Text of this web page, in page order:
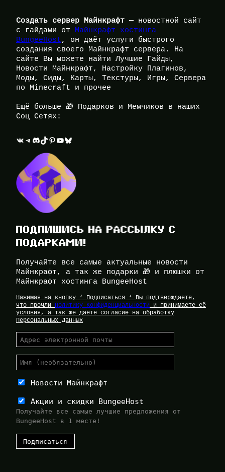
Создать сервер Майнкрафт — новостной сайт
с гайдами от Майнкрафт хостинга
BungeeHost, он даёт услуги быстрого
создания своего Майнкрафт сервера. На
сайте Вы можете найти Лучшие Гайды,
Новости Майнкрафт, Настройку Плагинов,
Моды, Сиды, Карты, Текстуры, Игры, Сервера
по Minecraft и прочее
Ещё больше 🎁 Подарков и Мемчиков в наших
Соц Сетях:
ВКонтакте Telegram Discord TikTok Pinterest YouTube Bluesky
ПОДПИШИСЬ НА РАССЫЛКУ С
ПОДАРКАМИ!
Получайте все самые актуальные новости
Майнкрафт, а так же подарки 🎁 и плюшки от
Майнкрафт хостинга BungeeHost
Нажимая на кнопку ‘ Подписаться ‘ Вы подтверждаете,
что прочли Политику Конфиденциальности и принимаете её
условия, а так же даёте согласие на обработку
Персональных Данных
Новости Майнкрафт
Акции и скидки BungeeHost
Получайте все самые лучшие предложения от
BungeeHost в 1 месте!